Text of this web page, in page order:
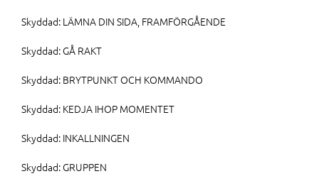
Skyddad: LÄMNA DIN SIDA, FRAMFÖRGÅENDE
Skyddad: GÅ RAKT
Skyddad: BRYTPUNKT OCH KOMMANDO
Skyddad: KEDJA IHOP MOMENTET
Skyddad: INKALLNINGEN
Skyddad: GRUPPEN